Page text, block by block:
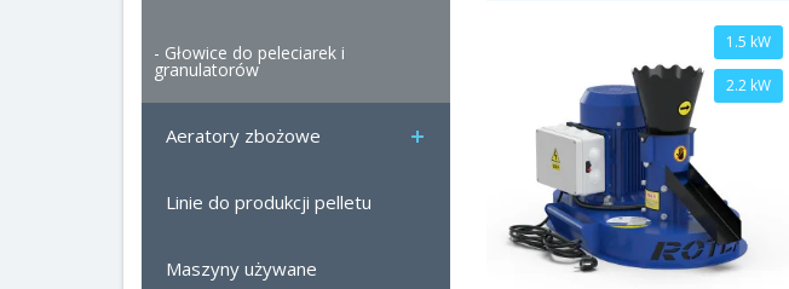
- Głowice do peleciarek i
granulatorów
Aeratory zbożowe
Linie do produkcji pelletu
Maszyny używane
1.5 kW
2.2 kW